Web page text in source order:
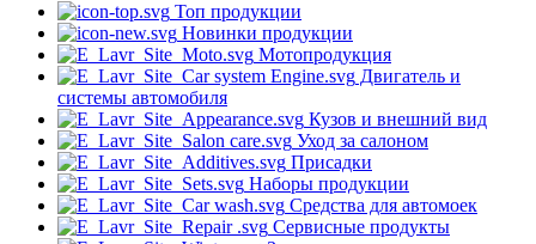
Топ продукции
Новинки продукции
Мотопродукция
Двигатель и
системы автомобиля
Кузов и внешний вид
Уход за салоном
Присадки
Наборы продукции
Средства для автомоек
Сервисные продукты